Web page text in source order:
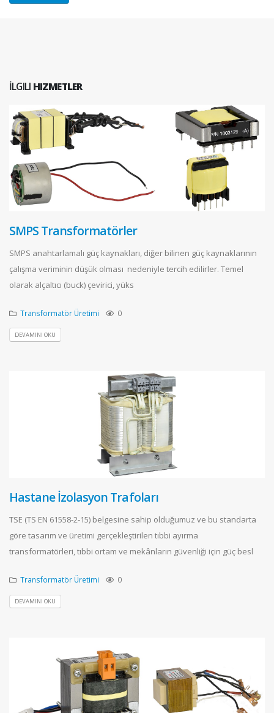
İLGILI HIZMETLER
SMPS Transformatörler
SMPS anahtarlamalı güç kaynakları, diğer bilinen güç kaynaklarının
çalışma veriminin düşük olması nedeniyle tercih edilirler. Temel
olarak alçaltıcı (buck) çevirici, yüks
Transformatör Üretimi 0
DEVAMINI OKU
Hastane İzolasyon Trafoları
TSE (TS EN 61558-2-15) belgesine sahip olduğumuz ve bu standarta
göre tasarım ve üretimi gerçekleştirilen tıbbi ayırma
transformatörleri, tıbbi ortam ve mekânların güvenliği için güç besl
Transformatör Üretimi 0
DEVAMINI OKU